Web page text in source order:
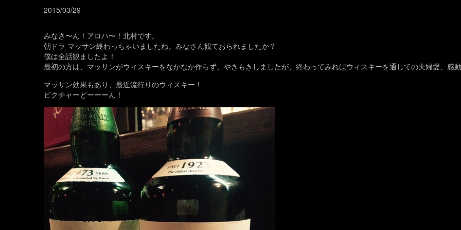
2015/03/29
みなさ〜ん！アロハ〜！北村です。
朝ドラ マッサン終わっちゃいましたね。みなさん観ておられましたか？
僕は全話観ましたよ！
最初の方は、マッサンがウィスキーをなかなか作らず、やきもきしましたが、終わってみればウィスキーを通しての夫婦愛、感動
マッサン効果もあり、最近流行りのウィスキー！
ピクチャーどーーーん！